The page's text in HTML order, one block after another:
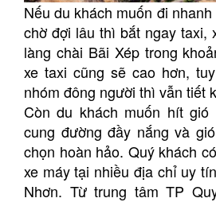
Nếu du khách muốn đi
chờ đợi lâu thì bắt ngay taxi,
làng chài Bãi Xép trong
xe taxi cũng sẽ cao hơn,
nhóm đông người thì vẫn tiết
Còn du khách muốn hít gió
cung đường đầy nắng và
chọn hoàn hảo. Quý khách
xe máy tại nhiều địa chỉ uy
Nhơn. Từ trung tâm TP